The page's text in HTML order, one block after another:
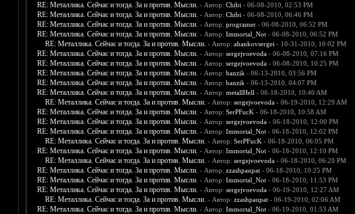
RE: Металлика. Сейчас и тогда. За и против. Мысли. - Автор: Chibi - 06-08-2010, 02:53 PM
RE: Металлика. Сейчас и тогда. За и против. Мысли. - Автор: Chibi - 06-08-2010, 06:46 PM
RE: Металлика. Сейчас и тогда. За и против. Мысли. - Автор: programer- 06-08-2010, 06:52 PM
RE: Металлика. Сейчас и тогда. За и против. Мысли. - Автор: Immortal_Not- 06-08-2010, 06:52 PM
RE: Металлика. Сейчас и тогда. За и против. Мысли. - Автор: ahankovsergei - 10-31-2010, 10:02 PM
RE: Металлика. Сейчас и тогда. За и против. Мысли. - Автор: sergejvoevoda- 06-08-2010, 07:16 PM
RE: Металлика. Сейчас и тогда. За и против. Мысли. - Автор: sergejvoevoda- 06-08-2010, 10:25 PM
RE: Металлика. Сейчас и тогда. За и против. Мысли. - Автор: banzik - 06-13-2010, 03:56 PM
RE: Металлика. Сейчас и тогда. За и против. Мысли. - Автор: banzik - 06-13-2010, 04:07 PM
RE: Металлика. Сейчас и тогда. За и против. Мысли. - Автор: metallHell - 06-18-2010, 10:40 AM
RE: Металлика. Сейчас и тогда. За и против. Мысли. - Автор: sergejvoevoda- 06-19-2010, 12:29 AM
RE: Металлика. Сейчас и тогда. За и против. Мысли. - Автор: SerPFucK- 06-18-2010, 10:58 AM
RE: Металлика. Сейчас и тогда. За и против. Мысли. - Автор: sergejvoevoda- 06-18-2010, 12:00 PM
RE: Металлика. Сейчас и тогда. За и против. Мысли. - Автор: Immortal_Not- 06-18-2010, 12:02 PM
RE: Металлика. Сейчас и тогда. За и против. Мысли. - Автор: SerPFucK- 06-18-2010, 06:05 PM
RE: Металлика. Сейчас и тогда. За и против. Мысли. - Автор: Immortal_Not- 06-18-2010, 12:10 PM
RE: Металлика. Сейчас и тогда. За и против. Мысли. - Автор: sergejvoevoda- 06-18-2010, 06:20 PM
RE: Металлика. Сейчас и тогда. За и против. Мысли. - Автор: zzashpaupat- 06-18-2010, 10:25 PM
RE: Металлика. Сейчас и тогда. За и против. Мысли. - Автор: Immortal_Not- 06-18-2010, 11:53 PM
RE: Металлика. Сейчас и тогда. За и против. Мысли. - Автор: sergejvoevoda- 06-19-2010, 12:27 AM
RE: Металлика. Сейчас и тогда. За и против. Мысли. - Автор: zzashpaupat- 06-19-2010, 02:06 AM
RE: Металлика. Сейчас и тогда. За и против. Мысли. - Автор: Immortal_Not- 06-19-2010, 01:53 AM